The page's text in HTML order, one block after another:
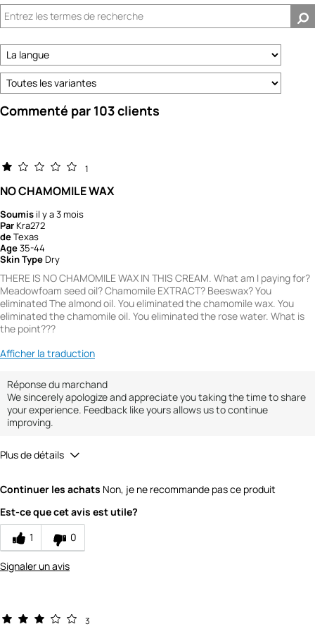
Commenté par 103 clients
1
NO CHAMOMILE WAX
Soumis il y a 3 mois
ParKra272
deTexas
Age35-44
Skin TypeDry
THERE IS NO CHAMOMILE WAX IN THIS CREAM. What am I paying for?
Meadowfoam seed oil? Chamomile EXTRACT? Beeswax? You
eliminated The almond oil. You eliminated the chamomile wax. You
eliminated the chamomile oil. You eliminated the rose water. What is
the point???
Afficher la traduction
Réponse du marchand
We sincerely apologize and appreciate you taking the time to share
your experience. Feedback like yours allows us to continue
improving.
Plus de détails
coupon or contest entry for this review?
Would you recommend Fresh to a friend?
Quality
Continuer les achats Non, je ne recommande pas ce produit
Est-ce que cet avis est utile?
1
0
Signaler un avis
3